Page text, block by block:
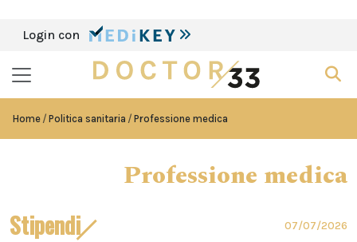
Login con
Home Politica sanitaria Professione medica
Professione medica
Stipendi 07/07/2026